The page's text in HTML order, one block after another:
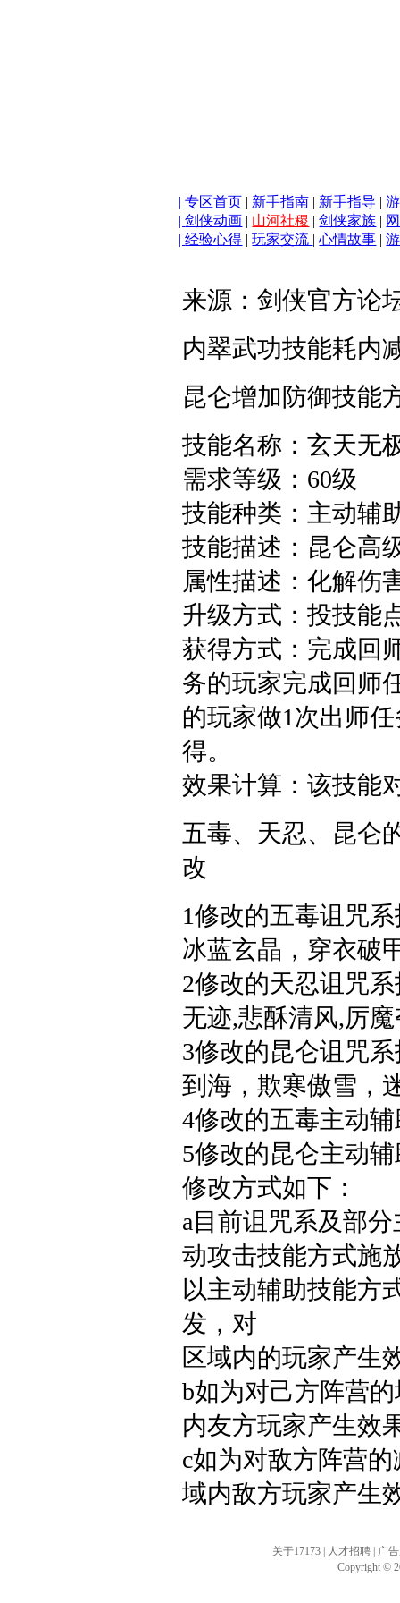
|专区首页 | 新手指南 | 新手指导 |
|剑侠动画 | 山河社稷 |剑侠家族 |
|经验心得 |玩家交流 |心情故事 |
来源：剑侠官方论
内翠武功技能耗内
昆仑增加防御技能
技能名称：玄天无
需求等级：60级
技能种类：主动辅
技能描述：昆仑高
属性描述：化解伤
升级方式：投技能
获得方式：完成回
务的玩家完成回师
的玩家做1次出师
得。
效果计算：该技能
五毒、天忍、昆仑
改
1修改的五毒诅咒
冰蓝玄晶，穿衣破
2修改的天忍诅咒
无迹,悲酥清风,厉
3修改的昆仑诅咒
到海，欺寒傲雪，
4修改的五毒主动
5修改的昆仑主动
修改方式如下：
a目前诅咒系及部
动攻击技能方式施
以主动辅助技能方
发，对
区域内的玩家产生
b如为对己方阵营
内友方玩家产生效
c如为对敌方阵营
域内敌方玩家产生
关于17173 人才招聘
广
Copyright ©